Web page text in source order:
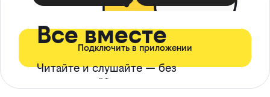
Все вместе
Читайте и слушайте — без
ограничений*
Подключить в приложении